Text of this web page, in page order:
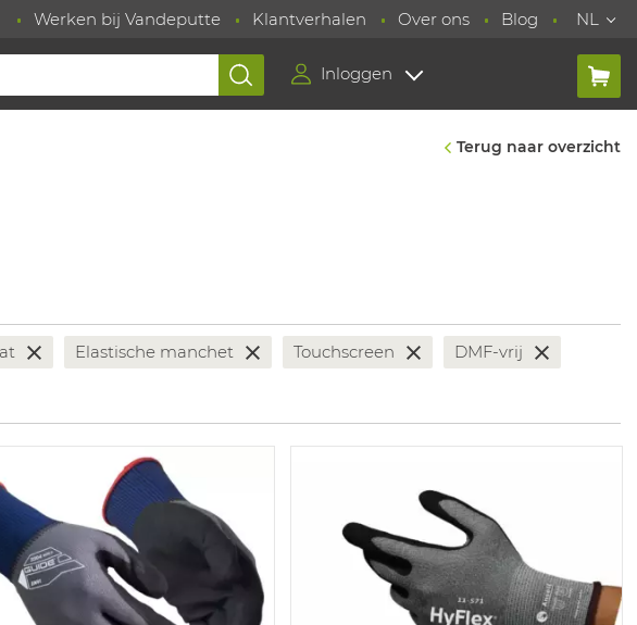
Werken bij Vandeputte Klantverhalen Over ons Blog NL
Inloggen
Terug naar overzicht
Elastische manchet Touchscreen DMF-vrij